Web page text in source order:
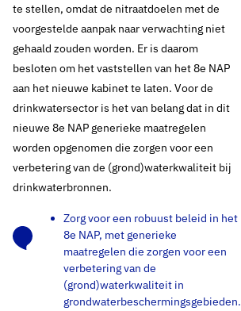
te stellen, omdat de nitraatdoelen met de
voorgestelde aanpak naar verwachting niet
gehaald zouden worden. Er is daarom
besloten om het vaststellen van het 8e NAP
aan het nieuwe kabinet te laten. Voor de
drinkwatersector is het van belang dat in dit
nieuwe 8e NAP generieke maatregelen
worden opgenomen die zorgen voor een
verbetering van de (grond)waterkwaliteit bij
drinkwaterbronnen.
Zorg voor een robuust beleid in het
8e NAP, met generieke
maatregelen die zorgen voor een
verbetering van de
(grond)waterkwaliteit in
grondwaterbeschermingsgebieden.